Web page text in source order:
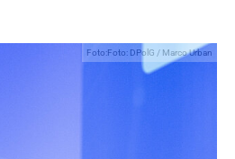
Foto:Foto: DPolG / Marco Urban